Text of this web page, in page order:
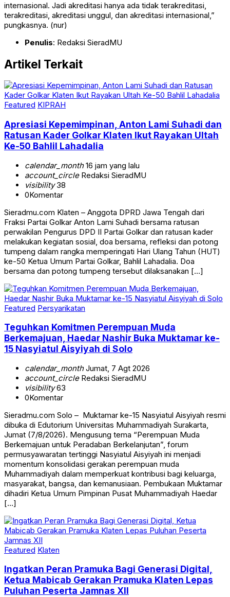
internasional. Jadi akreditasi hanya ada tidak terakreditasi,
terakreditasi, akreditasi unggul, dan akreditasi internasional,”
pungkasnya. (nur)
Penulis: Redaksi SieradMU
Artikel Terkait
Featured KIPRAH
Apresiasi Kepemimpinan, Anton Lami Suhadi dan
Ratusan Kader Golkar Klaten Ikut Rayakan Ultah
Ke-50 Bahlil Lahadalia
calendar_month16 jam yang lalu
account_circleRedaksi SieradMU
visibility38
0Komentar
Sieradmu.com Klaten – Anggota DPRD Jawa Tengah dari
Fraksi Partai Golkar Anton Lami Suhadi bersama ratusan
perwakilan Pengurus DPD II Partai Golkar dan ratusan kader
melakukan kegiatan sosial, doa bersama, refleksi dan potong
tumpeng dalam rangka memperingati Hari Ulang Tahun (HUT)
ke-50 Ketua Umum Partai Golkar, Bahlil Lahadalia. Doa
bersama dan potong tumpeng tersebut dilaksanakan […]
Featured Persyarikatan
Teguhkan Komitmen Perempuan Muda
Berkemajuan, Haedar Nashir Buka Muktamar ke-
15 Nasyiatul Aisyiyah di Solo
calendar_monthJumat, 7 Agt 2026
account_circleRedaksi SieradMU
visibility63
0Komentar
Sieradmu.com Solo – Muktamar ke-15 Nasyiatul Aisyiyah resmi
dibuka di Edutorium Universitas Muhammadiyah Surakarta,
Jumat (7/8/2026). Mengusung tema “Perempuan Muda
Berkemajuan untuk Peradaban Berkelanjutan”, forum
permusyawaratan tertinggi Nasyiatul Aisyiyah ini menjadi
momentum konsolidasi gerakan perempuan muda
Muhammadiyah dalam memperkuat kontribusi bagi keluarga,
masyarakat, bangsa, dan kemanusiaan. Pembukaan Muktamar
dihadiri Ketua Umum Pimpinan Pusat Muhammadiyah Haedar
[…]
Featured Klaten
Ingatkan Peran Pramuka Bagi Generasi Digital,
Ketua Mabicab Gerakan Pramuka Klaten Lepas
Puluhan Peserta Jamnas XII